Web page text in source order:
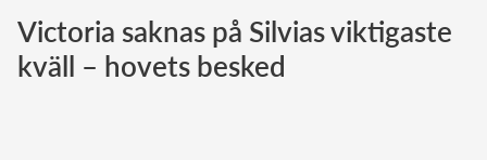
Norska kungahuset
Danska kungahuset
Victoria saknas på Silvias viktigaste
kväll – hovets besked